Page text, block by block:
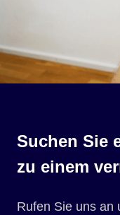
Suchen Sie
zu einem
Rufen Sie uns an